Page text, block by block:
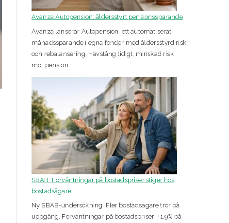
Avanza Autopension: åldersstyrt pensionssparande
Avanza lanserar Autopension, ett automatiserat
månadssparande i egna fonder med åldersstyrd risk
och rebalansering. Hävstång tidigt, minskad risk
mot pension.
SBAB: Förväntningar på bostadspriser stiger hos
bostadsägare
Ny SBAB-undersökning: Fler bostadsägare tror på
uppgång. Förväntningar på bostadspriser: +1,9% på